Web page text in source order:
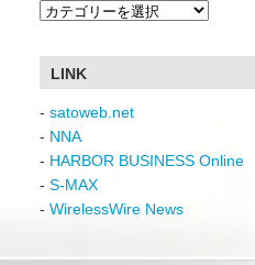
Select
LINK
- satoweb.net
- NNA
- HARBOR BUSINESS Online
- S-MAX
- WirelessWire News